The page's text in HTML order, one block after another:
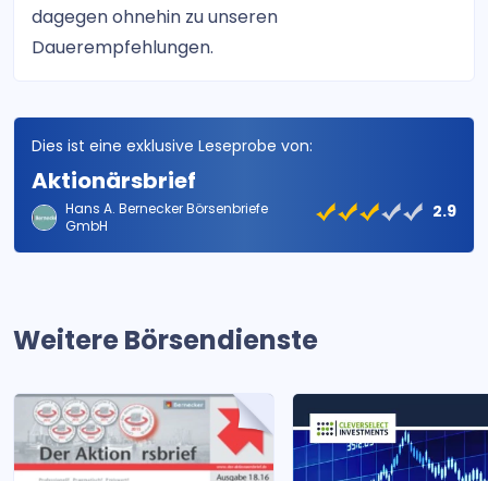
dagegen ohnehin zu unseren
Dauerempfehlungen.
Dies ist eine exklusive Leseprobe von:
Aktionärsbrief
Hans A. Bernecker Börsenbriefe
GmbH
2.9
Weitere Börsendienste